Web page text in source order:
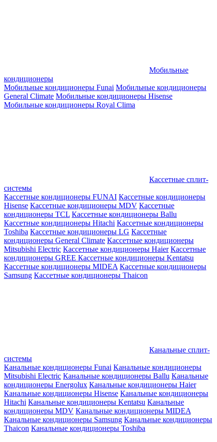
Мобильные
кондиционеры
Мобильные кондиционеры Funai Мобильные кондиционеры
General Climate Мобильные кондиционеры Hisense
Мобильные кондиционеры Royal Clima
Кассетные сплит-
системы
Кассетные кондиционеры FUNAI Кассетные кондиционеры
Hisense Кассетные кондиционеры MDV Кассетные
кондиционеры TCL Кассетные кондиционеры Ballu
Кассетные кондиционеры Hitachi Кассетные кондиционеры
Toshiba Кассетные кондиционеры LG Кассетные
кондиционеры General Climate Кассетные кондиционеры
Mitsubishi Electric Кассетные кондиционеры Haier Кассетные
кондиционеры GREE Кассетные кондиционеры Kentatsu
Кассетные кондиционеры MIDEA Кассетные кондиционеры
Samsung Кассетные кондиционеры Thaicon
Канальные сплит-
системы
Канальные кондиционеры Funai Канальные кондиционеры
Mitsubishi Electric Канальные кондиционеры Ballu Канальные
кондиционеры Energolux Канальные кондиционеры Haier
Канальные кондиционеры Hisense Канальные кондиционеры
Hitachi Канальные кондиционеры Kentatsu Канальные
кондиционеры MDV Канальные кондиционеры MIDEA
Канальные кондиционеры Samsung Канальные кондиционеры
Thaicon Канальные кондиционеры Toshiba